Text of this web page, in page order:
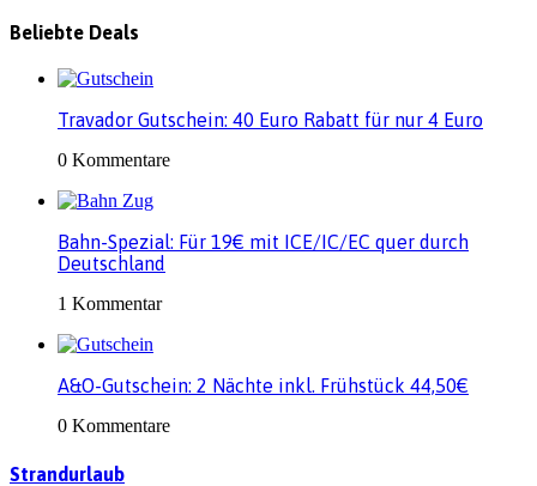
Beliebte Deals
Travador Gutschein: 40 Euro Rabatt für nur 4 Euro
0 Kommentare
Bahn-Spezial: Für 19€ mit ICE/IC/EC quer durch
Deutschland
1 Kommentar
A&O-Gutschein: 2 Nächte inkl. Frühstück 44,50€
0 Kommentare
Strandurlaub